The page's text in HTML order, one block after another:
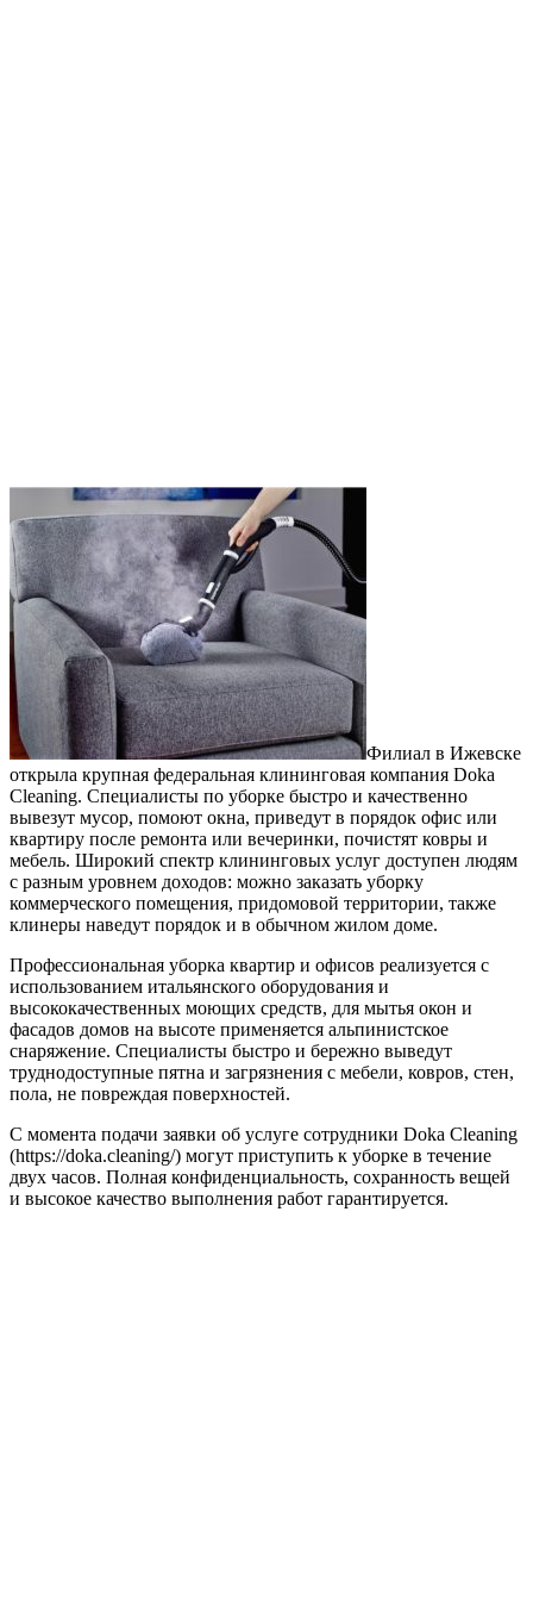
Филиал в Ижевске
открыла крупная федеральная клининговая компания Doka
Cleaning. Специалисты по уборке быстро и качественно
вывезут мусор, помоют окна, приведут в порядок офис или
квартиру после ремонта или вечеринки, почистят ковры и
мебель. Широкий спектр клининговых услуг доступен людям
с разным уровнем доходов: можно заказать уборку
коммерческого помещения, придомовой территории, также
клинеры наведут порядок и в обычном жилом доме.
Профессиональная уборка квартир и офисов реализуется с
использованием итальянского оборудования и
высококачественных моющих средств, для мытья окон и
фасадов домов на высоте применяется альпинистское
снаряжение. Специалисты быстро и бережно выведут
труднодоступные пятна и загрязнения с мебели, ковров, стен,
пола, не повреждая поверхностей.
С момента подачи заявки об услуге сотрудники Doka Cleaning
(https://doka.cleaning/) могут приступить к уборке в течение
двух часов. Полная конфиденциальность, сохранность вещей
и высокое качество выполнения работ гарантируется.